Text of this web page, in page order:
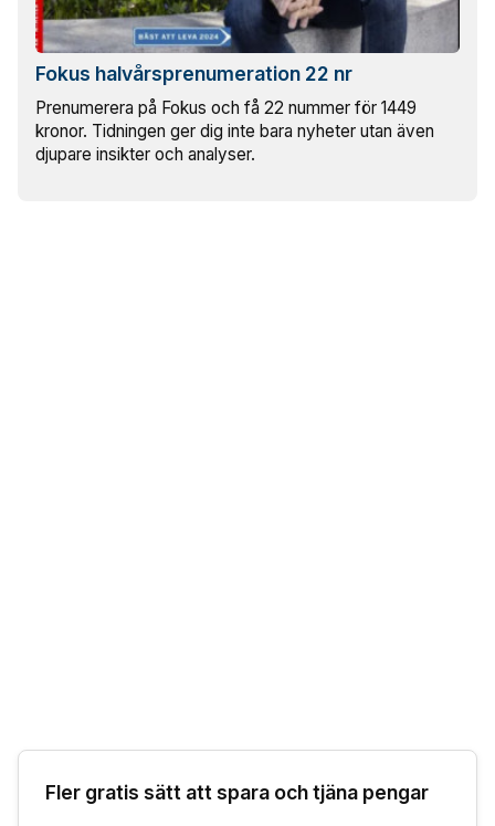
Fokus halvårsprenumeration 22 nr
Prenumerera på Fokus och få 22 nummer för 1449
kronor. Tidningen ger dig inte bara nyheter utan även
djupare insikter och analyser.
Fler gratis sätt att spara och tjäna pengar